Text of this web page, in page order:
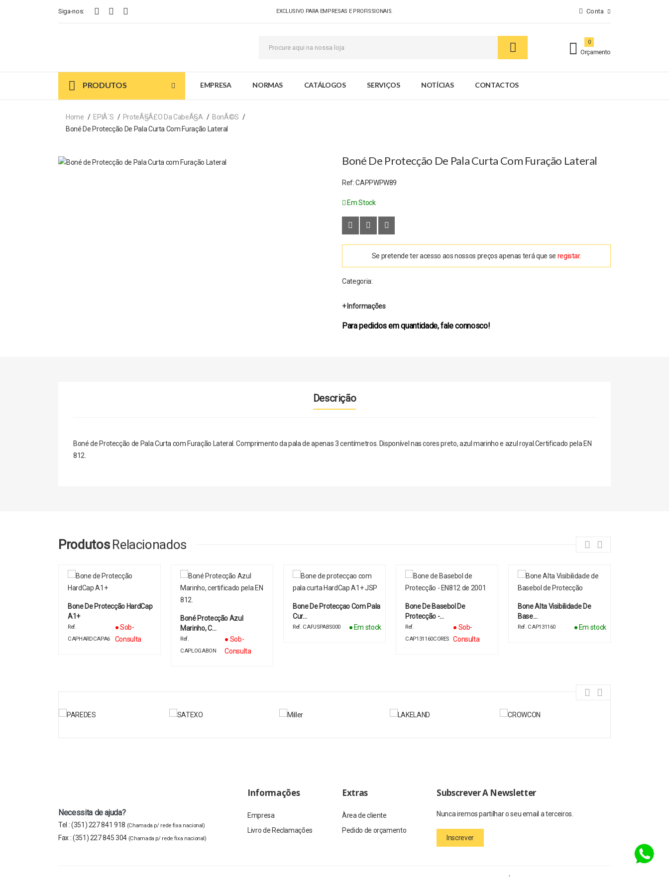
Siga-nos: EXCLUSIVO PARA EMPRESAS E PROFISSIONAIS. Conta
Orçamento
0
PRODUTOS EMPRESA NORMAS CATÁLOGOS SERVIÇOS NOTÍCIAS CONTACTOS
Home EPIÂ´s ProteÃ§Ã£o Da CabeÃ§a
BonÃ©s
Boné De Protecção De Pala Curta Com Furação Lateral
Boné De Protecção De Pala Curta Com Furação Lateral
Ref:CAPPWPW89
Em Stock
Se pretende ter acesso aos nossos preços apenas terá que se registar.
Categoria:
+ Informações
Para pedidos em quantidade, fale connosco!
Descrição
Boné de Protecção de Pala Curta com Furação Lateral. Comprimento da pala de apenas 3 centímetros. Disponível nas cores preto, azul marinho e azul royal.Certificado pela EN
812.
Produtos Relacionados
Bone De Protecção HardCap
A1+
Ref.
CAPHARDCAPA6
● Sob-
Consulta
Boné Protecção Azul
Marinho, C…
Ref.
CAPLOGABON
● Sob-
Consulta
Bone De Protecçao Com Pala
Cur…
Ref. CAPJSPABS000 ● Em stock
Bone De Basebol De
Protecção -…
Ref.
CAP131160CORES
● Sob-
Consulta
Bone Alta Visibilidade De
Base…
Ref. CAP131160 ● Em stock
Necessita de ajuda?
Tel :(351) 227 841 918 (Chamada p/ rede fixa nacional)
Fax :(351) 227 845 304 (Chamada p/ rede fixa nacional)
Informações
Empresa
Livro de Reclamações
Extras
Àrea de cliente
Pedido de orçamento
Subscrever A Newsletter
Nunca iremos partilhar o seu email a terceiros.
Inscrever